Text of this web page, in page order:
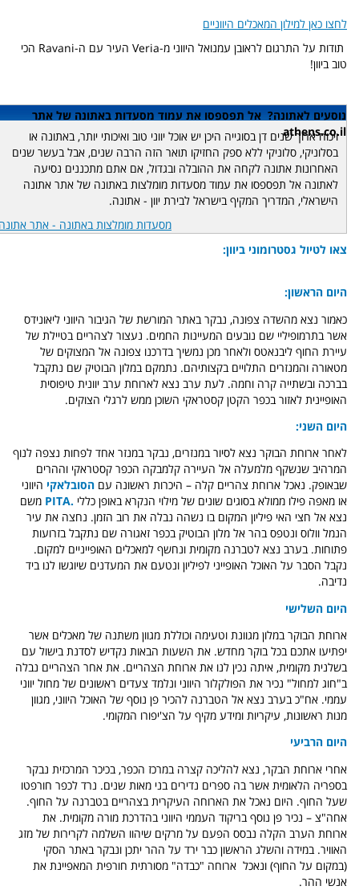
לחצו כאן למילון המאכלים היווניים
תודות על התרגום לראובן עמנואל היווני מ-Veria העיר עם ה-Ravani הכי
טוב ביוון!
נוסעים לאתונה? אל תפספסו את עמוד מסעדות באתונה של אתר
athens.co.il
ויכוח ארוך שנים דן בסוגייה היכן יש אוכל יווני טוב ואיכותי יותר, באתונה או
בסלוניקי, סלוניקי ללא ספק החזיקו תואר הזה הרבה שנים, אבל בעשר שנים
האחרונות אתונה לקחה את ההובלה ובגדול, אם אתם מתכננים נסיעה
לאתונה אל תפספסו את עמוד מסעדות מומלצות באתונה של אתר אתונה
הישראלי, המדריך המקיף בישראל לבירת יוון - אתונה.
מסעדות מומלצות באתונה - אתר
צאו לטיול גסטרומוני ביוון:
היום הראשון:
כאמור נצא מהשדה צפונה, נבקר באתר המורשת של הגיבור היווני ליאונידס
אשר בתרמופיליי שם נובעים המעיינות החמים. נעצור לצהריים בטיילת של
עיירת החוף ליבנאטס ולאחר מכן נמשיך בדרכנו צפונה אל המצוקים של
מטאורה והמנזרים התלויים בקצותיהם. נתמקם במלון הבוטיק שם נתקבל
בברכה ובשתייה קרה וחמה. לעת ערב נצא לארוחת ערב יוונית טיפוסית
האופיינית לאזור בכפר הקטן קסטראקי השוכן ממש לרגלי הצוקים.
היום השני:
לאחר ארוחת הבוקר נצא לסיור במנזרים, נבקר במנזר אחד לפחות נצפה לנוף
המרהיב שנשקף מלמעלה אל העיירה קלמבקה הכפר קסטראקי וההרים
שבאופק. נאכל ארוחת צהריים קלה – היכרות ראשונה עם הסובלאקי היווני
או מאפה פילו ממולא בסוגים שונים של מילוי הנקרא באופן כללי .PITA
משם
נצא אל חצי האי פיליון המקום בו נשהה נבלה את רוב הזמן. נחצה את עיר
הנמל וולוס ונטפס בהר אל מלון הבוטיק בכפר זאגורה שם נתקבל בזרועות
פתוחות. בערב נצא לטברנה מקומית ונחשף למאכלים האופייניים למקום.
נקבל הסבר על האוכל האופייני לפיליון ונטעם את המעדנים שיוגשו לנו ביד
נדיבה.
היום השלישי
ארוחת הבוקר במלון מגוונת וטעימה וכוללת מגוון משתנה של מאכלים אשר
יפתיעו אתכם בכל בוקר מחדש. את השעות הבאות נקדיש לסדנת בישול עם
בשלנית מקומית, איתה נכין לנו את ארוחת הצהריים. את אחר הצהריים נבלה
ב"חוג למחול" נכיר את הפולקלור היווני ונלמד צעדים ראשונים של מחול יווני
עממי. אח"כ בערב נצא אל הטברנה להכיר פן נוסף של האוכל היווני, מגוון
מנות ראשונות, עיקריות ומידע מקיף על הצ'יפורו המקומי.
היום הרביעי
אחרי ארוחת הבקר, נצא להליכה קצרה במרכז הכפר, בכיכר המרכזית נבקר
בספריה הלאומית אשר בה ספרים נדירים בני מאות שנים. נרד לכפר חורפטו
שעל החוף. היום נאכל את הארוחה העיקרית בצהריים בטברנה על החוף.
אחה"צ – נכיר פן נוסף בריקוד העממי היווני בהדרכת מורה מקומית. את
ארוחת הערב הקלה נבסס הפעם על מרקים שיהוו השלמה לקרירות של מזג
האוויר. במידה והשלג הראשון כבר ירד על ההר יתכן ונבקר באתר הסקי
(במקום על החוף) ונאכל ארוחה "כבדה" מסורתית חורפית המאפיינת את
אנשי ההר.